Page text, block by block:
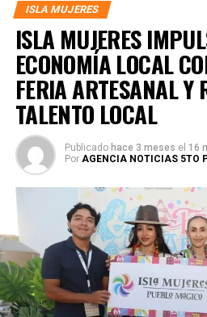
ISLA MUJERES
ISLA MUJERES
ECONOMÍA LOCAL
FERIA ARTESANAL Y
TALENTO LOCAL
Publicado hace 3 meses el 16
Por AGENCIA NOTICIAS 5TO